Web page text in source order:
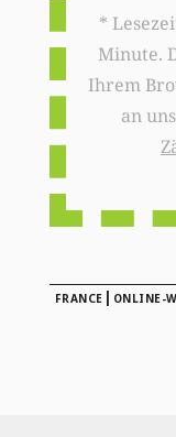
*
Minute.
Ihrem
an
FRANCE | ONLINE-